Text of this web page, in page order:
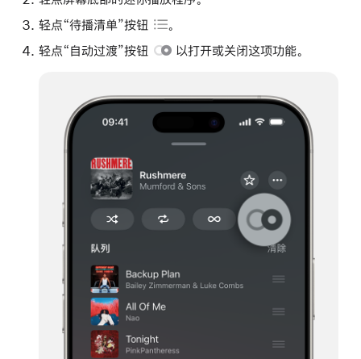
轻点“待播清单”按钮
。
轻点“自动过渡”按钮 以打开或关闭这项功能。